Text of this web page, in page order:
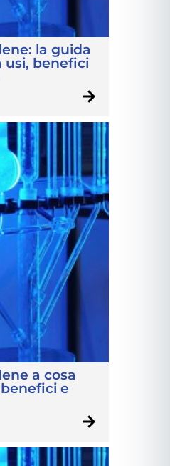
la guida
usi, benefici
a cosa
e